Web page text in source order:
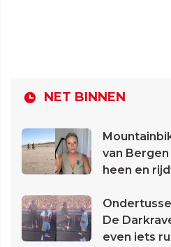
NET BINNEN
van
heen en
De
even iets